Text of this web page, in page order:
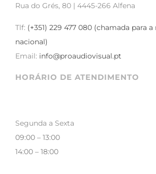
Rua do Grés, 80 | 4445-266 Alfena
Tlf: (+351) 229 477 080 (chamada para a
nacional)
Email: info@proaudiovisual.pt
HORÁRIO DE ATENDIMENTO
Segunda a Sexta
09:00 – 13:00
14:00 – 18:00